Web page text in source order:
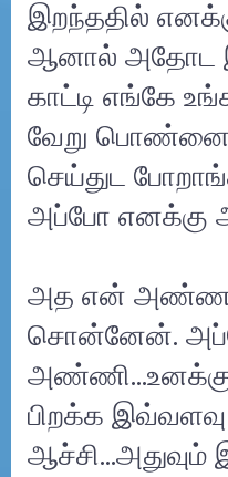
இறந்ததில்
ஆனால் அதோட
காட்டி எங்கே
வேறு பொண்னை
செய்துட
அப்போ எனக்கு
அத என்
சொன்னேன்.
பிறக்க
ஆச்சி...அதுவும்